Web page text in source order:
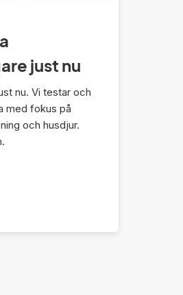
just nu
nu. Vi testar och
med fokus på
och husdjur.